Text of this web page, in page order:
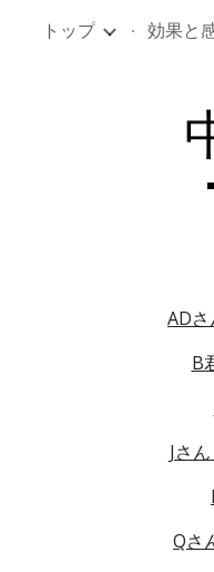
Skip to main content
トップ 効果と
AD
B
Jさ
Qさ